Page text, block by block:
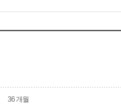
36 개월